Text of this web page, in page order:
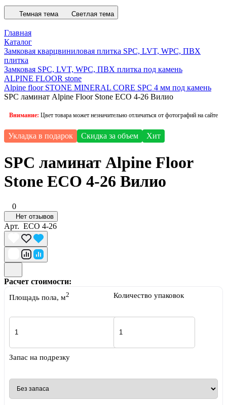
Темная тема Светлая тема
Главная
Каталог
Замковая кварцвиниловая плитка SPC, LVT, WPC, ПВХ
плитка
Замковая SPC, LVT, WPC, ПВХ плитка под камень
ALPINE FLOOR stone
Alpine floor STONE MINERAL CORE SPC 4 мм под камень
SPC ламинат Alpine Floor Stone ЕСО 4-26 Вилио
Внимание: Цвет товара может незначительно отличаться от фотографий на сайте
Укладка в подарок Скидка за объем Хит
SPC ламинат Alpine Floor
Stone ЕСО 4-26 Вилио
0
Нет отзывов
Арт. ЕСО 4-26
Расчет стоимости:
Площадь пола, м2 Количество упаковок
Запас на подрезку